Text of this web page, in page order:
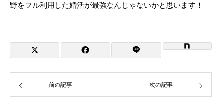
野をフル利用した婚活が最強なんじゃないかと思います！
前の記事 次の記事